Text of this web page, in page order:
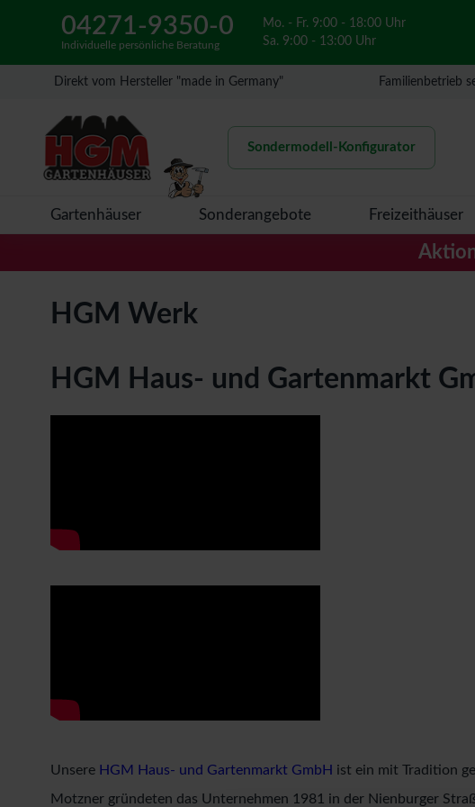
04271-9350-0
Individuelle persönliche Beratung
Mo. - Fr. 9:00 - 18:00 Uhr
Sa. 9:00 - 13:00 Uhr
Direkt vom Hersteller "made in Germany" Familienbetrieb
Sondermodell-Konfigurator
Gartenhäuser Sonderangebote Freizeithäuser
HGM Werk
HGM Haus- und Gartenmarkt
Unsere HGM Haus- und Gartenmarkt GmbH ist ein mit Tradition
Motzner gründeten das Unternehmen 1981 in der Nienburger